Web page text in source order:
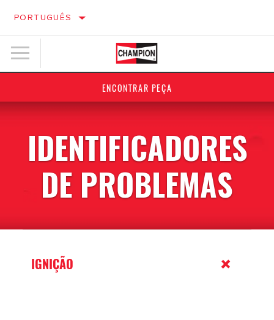
PORTUGUÊS
ENCONTRAR PEÇA
IDENTIFICADORES
DE PROBLEMAS
IGNIÇÃO